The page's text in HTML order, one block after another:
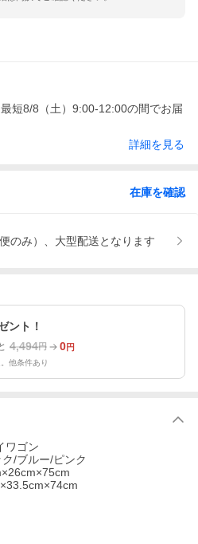
短8/8（土）9:00-12:00の間でお届
詳細を見る
在庫を確認
のみ）、大型配送となります
ント！
4,494円 0円
他条件あり
ワゴン
/ブルー/ピンク